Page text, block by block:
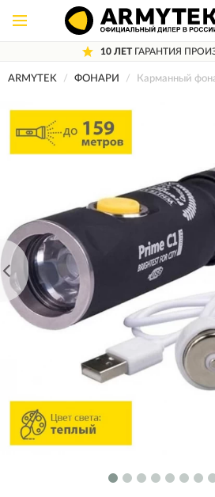
10 ЛЕТГАРАНТИЯ
ARMYTEK ФОНАРИ Карманный